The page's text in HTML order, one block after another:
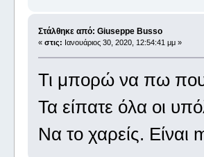
Στάλθηκε από: Giuseppe Busso
« στις: Ιανουάριος 30, 2020, 12:54:41 μμ »
Τι μπορώ να πω που
Τα είπατε όλα οι
Να το χαρείς. Είναι